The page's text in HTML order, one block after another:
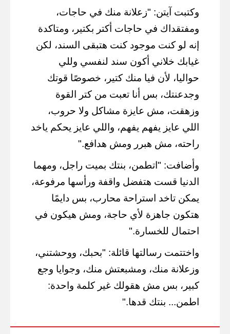
وكتبت آيتن: "زعلانة منك في حاجات،
ومفتقداك في حاجات أكتر بكتير، ومتاكدة
إنه لو كنت موجود كنت هتبقى السند، لكن
غيابك خلاني أكون سند لنفسي وللي
حواليا، لأن فيا منك كتير، خصوصًا قوتك
وجدعنتك، بس أنا تعبت من كتر القوة
وزهقت، مش عايزة مشاكل ولا حروب،
اللي عايز يفهم يفهم، واللي عايز يحكم ياخد
راحته، مش هبرر ومش هدافع."
وأضافت: "اتطمن، بنتك بميت راجل، ومهما
الدنيا قست هتفضل واقفة ورأسها مرفوعة،
يمكن تاخد استراحة محارب، بس دايمًا
هتكون جاهزة لأي حاجة، ومش هيكون في
احتمال للخسارة."
واختتمت رسالتها قائلة: "بحبك، ووحشتني،
وزعلانة منك، ومشبعتش منك، وجوايا وجع
كبير، بس مش هقولك غير كلمة واحدة:
اطمن... بنتك قدها."